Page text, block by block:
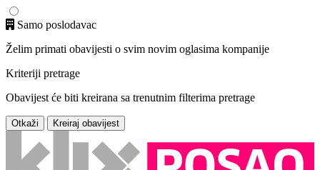
Samo poslodavac
Želim primati obavijesti o svim novim oglasima kompanije
Kriteriji pretrage
Obavijest će biti kreirana sa trenutnim filterima pretrage
Otkaži Kreiraj obavijest